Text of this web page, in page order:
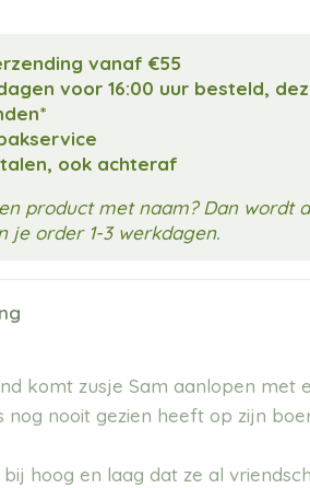
vanaf €55
voor 16:00 uur besteld,
ook achteraf
product met naam? Dan wordt
je order 1-3 werkdagen.
komt zusje Sam aanlopen met
nog nooit gezien heeft op zijn
hoog en laag dat ze al